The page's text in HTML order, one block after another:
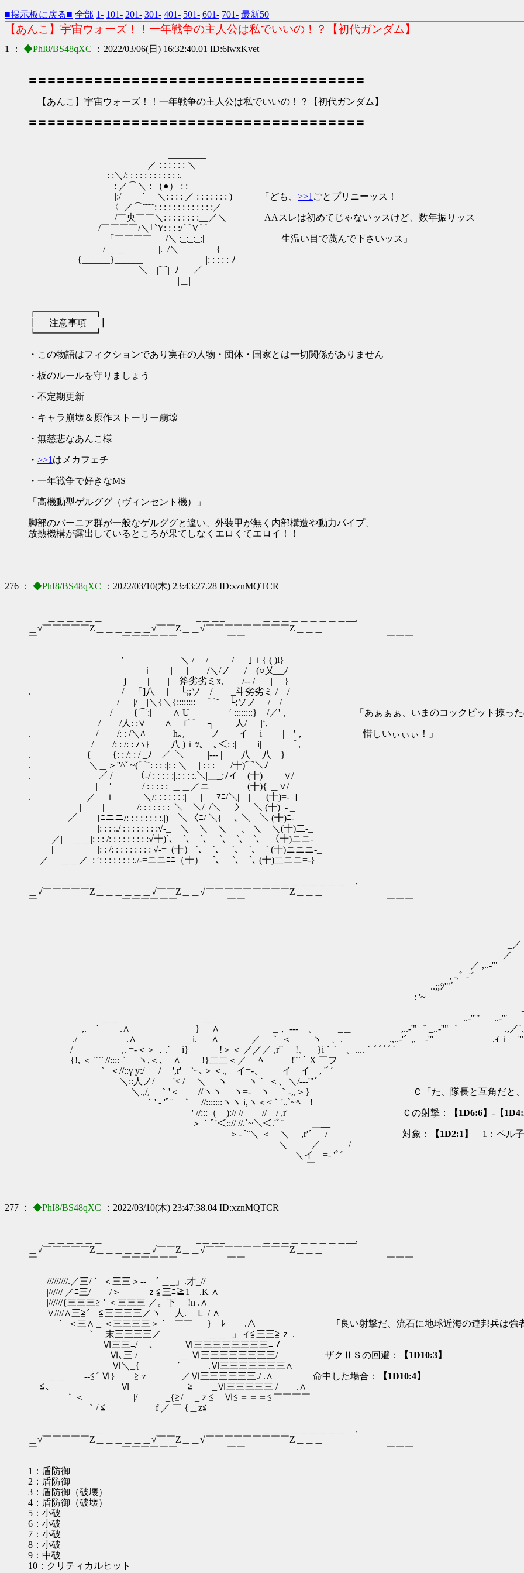
■掲示板に戻る■ 全部 1- 101- 201- 301- 401- 501- 601- 701- 最新50
【あんこ】宇宙ウォーズ！！一年戦争の主人公は私でいいの！？【初代ガンダム】
1 ： ◆PhI8/BS48qXC ：2022/03/06(日) 16:32:40.01 ID:6lwxKvet
〓〓〓〓〓〓〓〓〓〓〓〓〓〓〓〓〓〓〓〓〓〓〓〓〓〓〓〓〓〓〓〓〓〓〓〓
【あんこ】宇宙ウォーズ！！一年戦争の主人公は私でいいの！？【初代ガンダム】
〓〓〓〓〓〓〓〓〓〓〓〓〓〓〓〓〓〓〓〓〓〓〓〓〓〓〓〓〓〓〓〓〓〓〓〓
_ ／ : : : : : : ＼
|: :＼/: : : : : : : : : : : :.
| : ／⌒＼ : （●） : : |__________
|:/ ´ ＼: : : : ／ : : : : : : : ) 「ども、 >>1ごとプリニーッス！
〈_／⌒¨¨¨¨: : : : : : : : : : : : :／
/￣央￣￣＼: : : : : : : :__／＼ AAスレは初めてじゃないッスけど、数年振りッス
/￣￣￣￣/＼｢`Y: : : :/⌒V⌒
「￣￣￣￣| /＼|:_:_:_:| 生温い目で蔑んで下さいッス」
____/|＿＿_______|._/＼________{___
{______}______ |: : : : : ﾉ
￣＼__|⌒|_ﾉ＿_／
|＿|
┏━━━━━━┓
┃ 注意事項 ┃
┗━━━━━━┛
・この物語はフィクションであり実在の人物・団体・国家とは一切関係がありません
・板のルールを守りましょう
・不定期更新
・キャラ崩壊＆原作ストーリー崩壊
・無慈悲なあんこ様
・ >>1はメカフェチ
・一年戦争で好きなMS
「高機動型ゲルググ（ヴィンセント機）」
脚部のバーニア群が一般なゲルググと違い、外装甲が無く内部構造や動力パイプ、
放熱機構が露出しているところが果てしなくエロくてエロイ！！
276 ： ◆PhI8/BS48qXC ：2022/03/10(木) 23:43:27.28 ID:xznMQTCR
＿＿＿＿＿＿ _＿＿_ ＿＿＿＿＿＿＿＿＿__,
＿√￣￣￣￣￣Z＿＿＿＿＿＿√￣￣Z＿＿√￣￣￣￣￣￣￣￣￣Z＿＿＿
￣ ￣￣￣￣￣￣ ￣￣ ￣￣￣
′ ＼ / / / _｣ｉ{ ( )l}
ｉ | | /＼/ノ / (○乂__ﾉ
j | | 斧劣劣ミx, /‐- /| | }
. / 「]八 | └;;ソ / _斗劣劣ミ / /
/ |/ |＼{＼{:::::::: ⌒¨ └;ソノ / /
/ {⌒:| ∧ U ′ ::::::::} /／'， 「あぁぁぁ、いまのコックピット掠ったの
/ /人: :∨ ∧ f⌒ ┐ 人/ |‘,
. / /: : /＼ﾊ h｡, ノ イ i| | '， 惜しいぃぃぃ！」
/ /: : /: : ハ} 八 )ｉｯ｡ ｡＜: :| i| | ﾟ,
. { {: : /: : / _ﾉ ／ |＼ |‐-- | 八 八 }
. ＼＿＞''^ﾟ~(⌒¨: : : :|: : ＼ | : : : | /十)⌒＼ﾉ
. ／ / （‐/ : : : : :|.: : : :.＼|＿_:ﾉイ (十) ∨/
| ′ / : : : : : |＿＿／ニﾆ| | | (十){ ＿∨/
. ／ ｉ ＼/: : : : : : :| | ﾏﾆ/＼| | | (十)=-_]
| | /: : : : : : : |＼ ＼/ﾆ/＼ﾆ￣〉 ＼ (十)ﾆ- _
／| [ﾆニニ/: : : : : : : :.|) ＼ 〈ﾆ/ ＼{ ￣､ ＼ ＼ (十)ﾆ- _
| |: : : :./ : : : : : : : :√‐_ ＼ ＼ ＼ 、 ＼ ＼(十)二‐_
／| ＿＿|: : : /: : : : : : : : :√十)`､ `､ `､ `､ `､ `､ （十)ニニ‐_
| |: : /: : : : : : : : : √‐=ﾆ(十） `､ `､ `､ `､ ` (十)ニニニ‐_
／| ＿＿／| : ′: : : : : : : :./-=ニニﾆﾆ（十） `､ `､ `､ (十)二ニニ=-}
＿＿＿＿＿＿ _＿＿_ ＿＿＿＿＿＿＿＿＿__,
＿√￣￣￣￣￣Z＿＿＿＿＿＿√￣￣Z＿＿√￣￣￣￣￣￣￣￣￣Z＿＿＿
￣ ￣￣￣￣￣￣ ￣￣ ￣￣￣
_／゛ _..-
／ _..-
／ ,..-'"
, ‐,ﾞ ‐'´
..;;ｼ'"゛
: '~ _,..i
＿＿__ ＿__ _..-'''" _..-'″
,. ´ .∧ } ∧ _， --- 、 _＿ ,..-'"゛ _..-''"゛ .,／´._.. -
./ .∧ ＿i. ∧ ／ ｀ ＜ __ ヽ 、. .,..-'´_,, ‐'″ .ｨｉ
/ ,. =-＜＞．.´ i} !＞＜ ／／／ ,r'´ !、 }i｀` 、....｀ﾞﾞﾞﾞ´
{!, ＜ ¨¨¨ //::::｀ ヽ,＜､ ∧ !}二二＜／ ﾍ !¨¨｀X ￣フ
｀ ＜//::γ y:/ / ',r' `~､＞＜., イ=-、 イ イ , 'ﾞ´
＼::人ノ/ '< / ＼ ヽ ヽ｀ ＜、＼/---'"´ （ﾊﾂｼ
＼.,/, ｀'＜ //ヽヽ ヽ=- ヽ ｀-,,＞} Ｃ「た、隊長と互角だと、あの旧ザク
｀' - 'ﾞ¨ ｀ゝ//:::::::ヽヽ i,ヽ＜<｀'..`~ﾍ !
' //:::（ ):// // // / ,r' Ｃの射撃：
【1D6:6】 - 【
＞｀ﾞ'＜::// //.`~＼＜.'ﾞ¨ ＿__
＞- `¨＼ ＜ ＼ ,r'´ / 対象：
【1D2:1】
1：ペル
＼ ／ /
＼イ _ =‐ 'ﾞ´
￣
277 ： ◆PhI8/BS48qXC ：2022/03/10(木) 23:47:38.04 ID:xznMQTCR
＿＿＿＿＿＿ _＿＿_ ＿＿＿＿＿＿＿＿＿__,
＿√￣￣￣￣￣Z＿＿＿＿＿＿√￣￣Z＿＿√￣￣￣￣￣￣￣￣￣Z＿＿＿
￣ ￣￣￣￣￣￣ ￣￣ ￣￣￣
/////////.／三/｀ ＜三三＞-‐ ´ ＿_」.才_//
|////// ／ﾆ三/ /＞ _ ｚ≦三ﾆ≧1 .K ∧
|//////{三三三≧ ′ ＜三三三 ／。下 !n .∧
∨////∧三≧´ _ ≦三三三三／ヽ _人. Ｌ / ∧
｀ ＜三∧ _ ＜三三三三＞ ´ ￣￣ } ﾚ .∧ 「良い射撃だ、流石に地球近海の連邦兵は強者ぞ
｀ 末三三三三／ ＿＿_」ィ≦三三≧ｚ ._
| Ⅵ三三ﾆ/ ､ Ⅵ三三三三三三三三ﾆ７
| Ⅵ､三 / ＿ Ⅵ三三三三三三三三/ ザクⅡＳの回避：
【1D10:3】
| Ⅵ＼_{ ´ .Ⅵ三三三三三三三∧
＿＿ -‐≦´ Ⅵ} ≧ z _ ／Ⅵ三三三三三三./ .∧ 命中した場合：
【1D10:4】
≦､ Ⅵ | ≧ _Ⅵ三三三三三 / .∧
｀＜ |/ _{≧/ _ｚ≦ Ⅵ≦＝＝＝≦￣￣￣￣
｀/ ≦ f ／ ￣ {＿z≦
＿＿＿＿＿＿ _＿＿_ ＿＿＿＿＿＿＿＿＿__,
＿√￣￣￣￣￣Z＿＿＿＿＿＿√￣￣Z＿＿√￣￣￣￣￣￣￣￣￣Z＿＿＿
￣ ￣￣￣￣￣￣ ￣￣ ￣￣￣
1：盾防御
2：盾防御
3：盾防御（破壊）
4：盾防御（破壊）
5：小破
6：小破
7：小破
8：小破
9：中破
10：クリティカルヒット